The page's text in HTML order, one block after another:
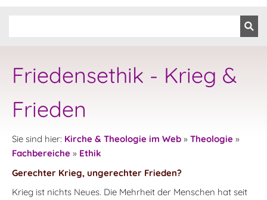
Friedensethik - Krieg &
Frieden
Sie sind hier: Kirche & Theologie im Web » Theologie »
Fachbereiche » Ethik
Gerechter Krieg, ungerechter Frieden?
Krieg ist nichts Neues. Die Mehrheit der Menschen hat seit